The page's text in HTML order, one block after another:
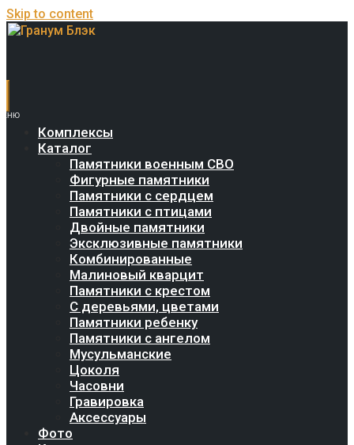
Skip to content
Комплексы
Каталог
Памятники военным СВО
Фигурные памятники
Памятники с сердцем
Памятники с птицами
Двойные памятники
Эксклюзивные памятники
Комбинированные
Малиновый кварцит
Памятники с крестом
С деревьями, цветами
Памятники ребенку
Памятники с ангелом
Мусульманские
Цоколя
Часовни
Гравировка
Аксессуары
Фото